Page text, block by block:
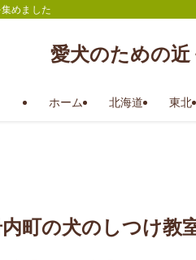
めました
愛犬のための
ホーム 北海道 東北
町の犬のしつけ教